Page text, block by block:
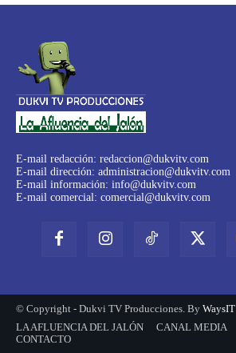
E-mail redacción: redaccion@dukvitv.com
E-mail dirección: administracion@dukvitv.com
E-mail información: info@dukvitv.com
E-mail comercial: comercial@dukvitv.com
© Copyright - Dukvi TV Producciones. By WaysIT
LA AFLUENCIA DEL JALÓN
CANAL MEDIA
CONTACTO